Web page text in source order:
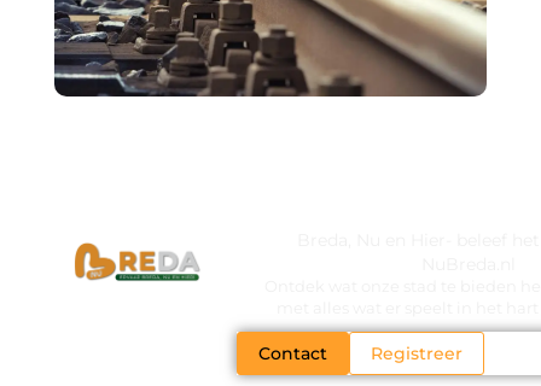
Contact Registreer